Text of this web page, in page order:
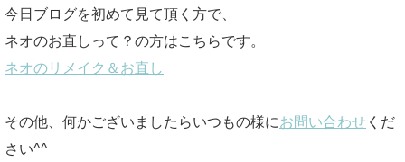
今日ブログを初めて見て頂く方で、
ネオのお直しって？の方はこちらです。
ネオのリメイク＆お直し
その他、何かございましたらいつもの様にお問い合わせ くだ
さい^^